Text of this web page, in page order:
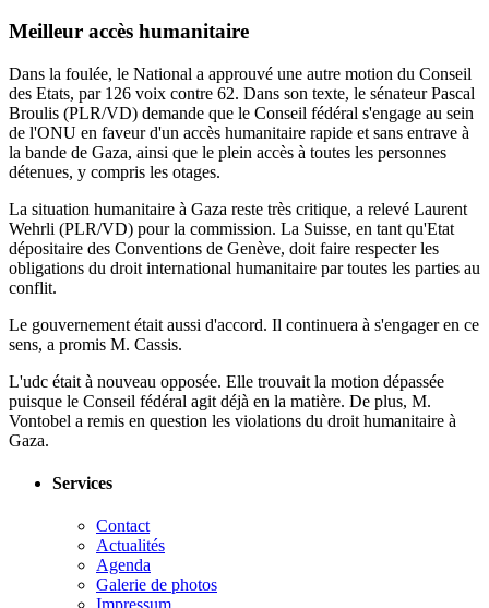
Meilleur accès humanitaire
Dans la foulée, le National a approuvé une autre motion du Conseil
des Etats, par 126 voix contre 62. Dans son texte, le sénateur Pascal
Broulis (PLR/VD) demande que le Conseil fédéral s'engage au sein
de l'ONU en faveur d'un accès humanitaire rapide et sans entrave à
la bande de Gaza, ainsi que le plein accès à toutes les personnes
détenues, y compris les otages.
La situation humanitaire à Gaza reste très critique, a relevé Laurent
Wehrli (PLR/VD) pour la commission. La Suisse, en tant qu'Etat
dépositaire des Conventions de Genève, doit faire respecter les
obligations du droit international humanitaire par toutes les parties au
conflit.
Le gouvernement était aussi d'accord. Il continuera à s'engager en ce
sens, a promis M. Cassis.
L'udc était à nouveau opposée. Elle trouvait la motion dépassée
puisque le Conseil fédéral agit déjà en la matière. De plus, M.
Vontobel a remis en question les violations du droit humanitaire à
Gaza.
Services
Contact
Actualités
Agenda
Galerie de photos